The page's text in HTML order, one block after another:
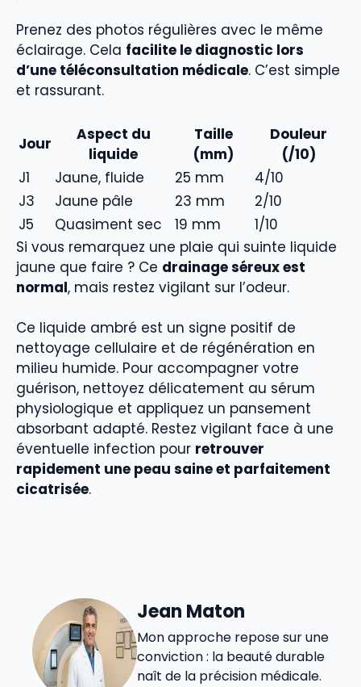
Prenez des photos régulières avec le même
éclairage. Cela facilite le diagnostic lors
d’une téléconsultation médicale. C’est simple
et rassurant.
Jour
Aspect du
liquide
Taille
(mm)
Douleur
(/10)
J1
Jaune, fluide 25 mm
4/10
J3
Jaune pâle 23 mm
2/10
J5
Quasiment sec 19 mm
1/10
Si vous remarquez une plaie qui suinte liquide
jaune que faire ? Ce drainage séreux est
normal, mais restez vigilant sur l’odeur.
Ce liquide ambré est un signe positif de
nettoyage cellulaire et de régénération en
milieu humide. Pour accompagner votre
guérison, nettoyez délicatement au sérum
physiologique et appliquez un pansement
absorbant adapté. Restez vigilant face à une
éventuelle infection pour retrouver
rapidement une peau saine et parfaitement
cicatrisée.
Jean Maton
Mon approche repose sur une
conviction : la beauté durable
naît de la précision médicale.